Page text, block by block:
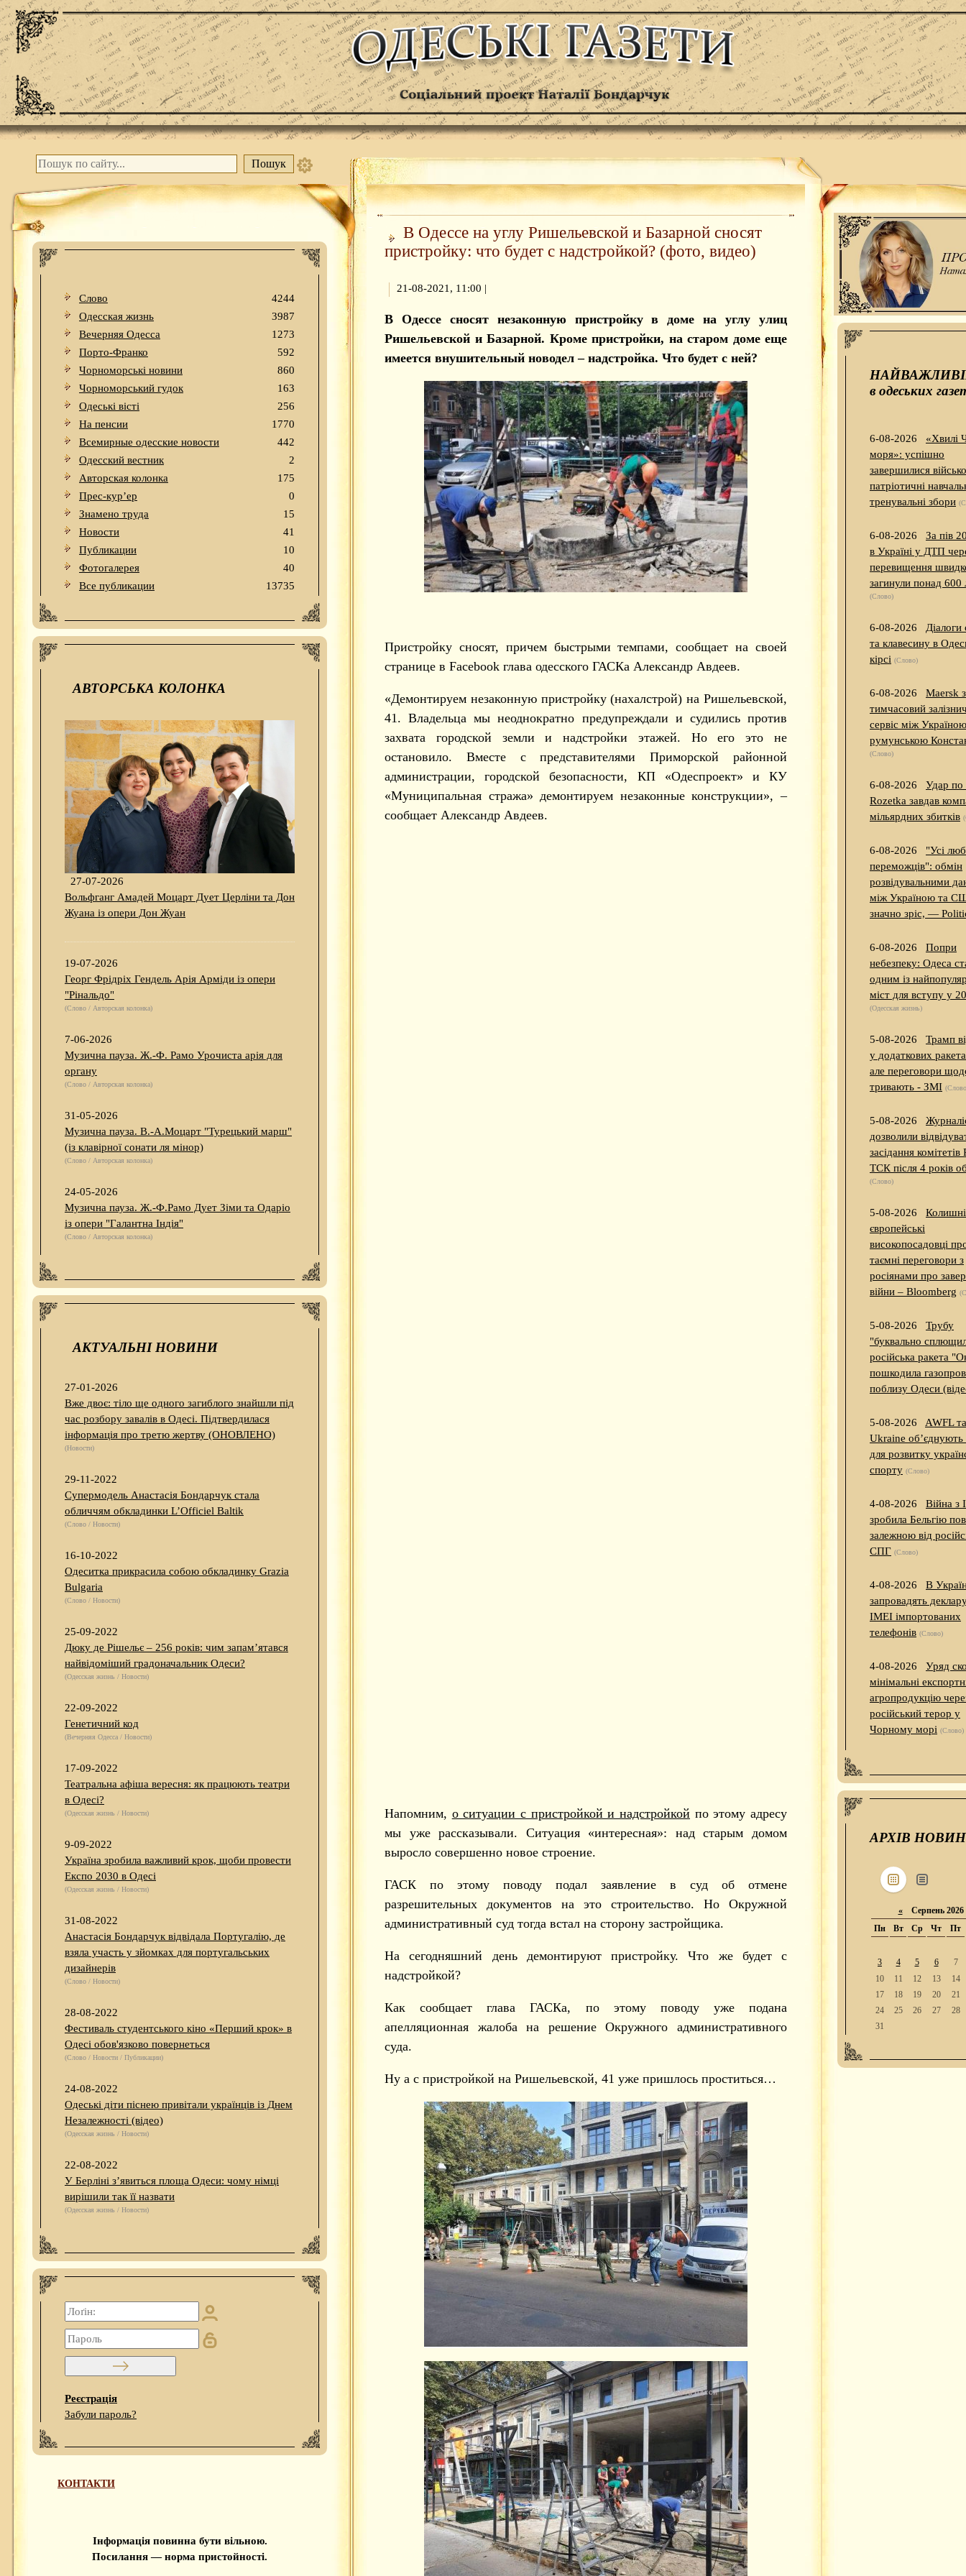
Слово
4244
Одесская жизнь
3987
Вечерняя Одесса
1273
Порто-Франко
592
Чорноморські новини
860
Чорноморський гудок
163
Одеськi вiстi
256
На пенсии
1770
Всемирные одесские новости
442
Одесский вестник
2
Авторская колонка
175
Прес-кур’ер
0
Знамено труда
15
Новости
41
Публикации
10
Фотогалерея
40
Все публикации
13735
АВТОРСЬКА КОЛОНКА
27-07-2026
Вольфганг Амадей Моцарт Дует Церліни та Дон
Жуана із опери Дон Жуан
19-07-2026
Георг Фрідріх Гендель Арія Арміди із опери
"Рінальдо"
(Слово / Авторская колонка)
7-06-2026
Музична пауза. Ж.-Ф. Рамо Урочиста арія для
органу
(Слово / Авторская колонка)
31-05-2026
Музична пауза. В.-А.Моцарт "Турецький марш"
(із клавірної сонати ля мінор)
(Слово / Авторская колонка)
24-05-2026
Музична пауза. Ж.-Ф.Рамо Дует Зіми та Одаріо
із опери "Галантна Індія"
(Слово / Авторская колонка)
АКТУАЛЬНІ НОВИНИ
27-01-2026
Вже двоє: тіло ще одного загиблого знайшли під
час розбору завалів в Одесі. Підтвердилася
інформація про третю жертву (ОНОВЛЕНО)
(Новости)
29-11-2022
Супермодель Анастасія Бондарчук стала
обличчям обкладинки L’Officiel Baltik
(Слово / Новости)
16-10-2022
Одеситка прикрасила собою обкладинку Grazia
Bulgaria
(Слово / Новости)
25-09-2022
Дюку де Рішельє – 256 років: чим запам’ятався
найвідоміший градоначальник Одеси?
(Одесская жизнь / Новости)
22-09-2022
Генетичний код
(Вечерняя Одесса / Новости)
17-09-2022
Театральна афіша вересня: як працюють театри
в Одесі?
(Одесская жизнь / Новости)
9-09-2022
Україна зробила важливий крок, щоби провести
Експо 2030 в Одесі
(Одесская жизнь / Новости)
31-08-2022
Анастасія Бондарчук відвідала Португалію, де
взяла участь у зйомках для португальських
дизайнерів
(Слово / Новости)
28-08-2022
Фестиваль студентського кіно «Перший крок» в
Одесі обов'язково повернеться
(Слово / Новости / Публикации)
24-08-2022
Одеські діти піснею привітали українців із Днем
Незалежності (відео)
(Одесская жизнь / Новости)
22-08-2022
У Берліні з’явиться площа Одеси: чому німці
вирішили так її назвати
(Одесская жизнь / Новости)
Реєстрація
Забули пароль?
КОНТАКТИ
Інформація повинна бути вільною.
Посилання — норма пристойності.
В Одессе на углу Ришельевской и Базарной сносят
пристройку: что будет с надстройкой? (фото, видео)
21-08-2021, 11:00 |
В Одессе сносят незаконную пристройку в доме на углу улиц
Ришельевской и Базарной. Кроме пристройки, на старом доме еще
имеется внушительный новодел – надстройка. Что будет с ней?
Пристройку сносят, причем быстрыми темпами, сообщает на своей
странице в Facebook глава одесского ГАСКа Александр Авдеев.
«Демонтируем незаконную пристройку (нахалстрой) на Ришельевской,
41. Владельца мы неоднократно предупреждали и судились против
захвата городской земли и надстройки этажей. Но его это не
остановило. Вместе с представителями Приморской районной
администрации, городской безопасности, КП «Одеспроект» и КУ
«Муниципальная стража» демонтируем незаконные конструкции», –
сообщает Александр Авдеев.
Напомним, о ситуации с пристройкой и надстройкой по этому адресу
мы уже рассказывали. Ситуация «интересная»: над старым домом
выросло совершенно новое строение.
ГАСК по этому поводу подал заявление в суд об отмене
разрешительных документов на это строительство. Но Окружной
административный суд тогда встал на сторону застройщика.
На сегодняшний день демонтируют пристройку. Что же будет с
надстройкой?
Как сообщает глава ГАСКа, по этому поводу уже подана
апелляционная жалоба на решение Окружного административного
суда.
Ну а с пристройкой на Ришельевской, 41 уже пришлось проститься…
в одеських
6-08-2026
«Хвилі
моря»: успішно
завершилися
патріотичні
тренувальні збори
6-08-2026
За пів
в Україні у ДТП
перевищення
загинули понад 600
(Слово)
6-08-2026
Діалоги
та клавесину в
кірсі (Слово)
6-08-2026
Maersk
тимчасовий
сервіс між
румунською
(Слово)
6-08-2026
Удар по
Rozetka завдав
мільярдних збитків
6-08-2026
"Усі
переможців": обмін
розвідувальними
між Україною та
значно зріс, —
6-08-2026
Попри
небезпеку: Одеса
одним із
міст для вступу у
(Одесская жизнь)
5-08-2026
Трамп
у додаткових
але переговори
тривають - ЗМІ
5-08-2026
дозволили
засідання комітетів
ТСК після 4 років
(Слово)
5-08-2026
Колишні
європейські
високопосадовці
таємні переговори з
росіянами про
війни – Bloomberg
5-08-2026
Трубу
"буквально
російська ракета
пошкодила
поблизу Одеси
5-08-2026
AWFL
Ukraine об’єднують
для розвитку
спорту (Слово)
4-08-2026
Війна з
зробила Бельгію
залежною від
СПГ (Слово)
4-08-2026
В
запровадять
IMEI імпортованих
телефонів (Слово)
4-08-2026
Уряд
мінімальні
агропродукцію
російський терор у
Чорному морі (Слово)
АРХІВ НОВИН
«Серпень
Пн
Вт Ср Чт Пт
3 4 5 6
7
10
11 12 13
14
17
18 19 20
21
24
25 26 27
28
31